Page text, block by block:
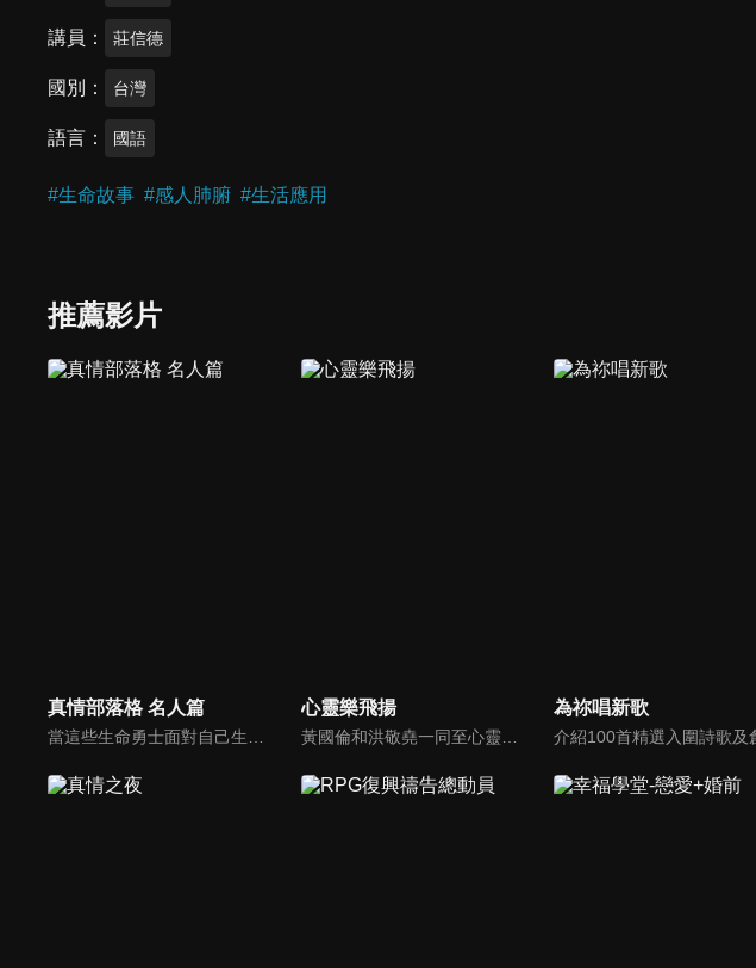
講員 莊信德
國別 台灣
語言 國語
#生命故事 #感人肺腑 #生活應用
推薦影片
真情部落格 名人篇 心靈樂飛揚 為祢唱新歌